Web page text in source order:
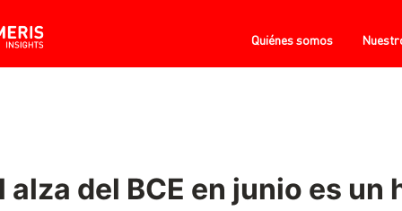
Quiénes somos
del BCE en junio es